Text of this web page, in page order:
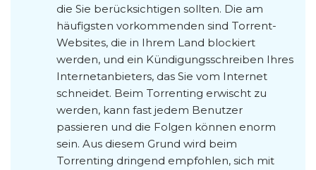
die Sie berücksichtigen sollten. Die am
häufigsten vorkommenden sind Torrent-
Websites, die in Ihrem Land blockiert
werden, und ein Kündigungsschreiben Ihres
Internetanbieters, das Sie vom Internet
schneidet. Beim Torrenting erwischt zu
werden, kann fast jedem Benutzer
passieren und die Folgen können enorm
sein. Aus diesem Grund wird beim
Torrenting dringend empfohlen, sich mit